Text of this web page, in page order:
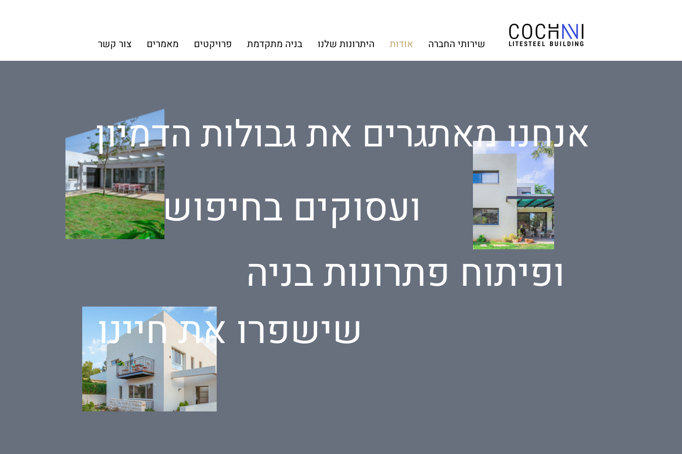
שירותי החברה אודות היתרונות שלנו בניה מתקדמת פרויקטים מאמרים צור קשר
ועסוקים בחיפוש
אנחנו מאתגרים את גבולות הדמיון
ופיתוח פתרונות בניה
שישפרו את חיינו